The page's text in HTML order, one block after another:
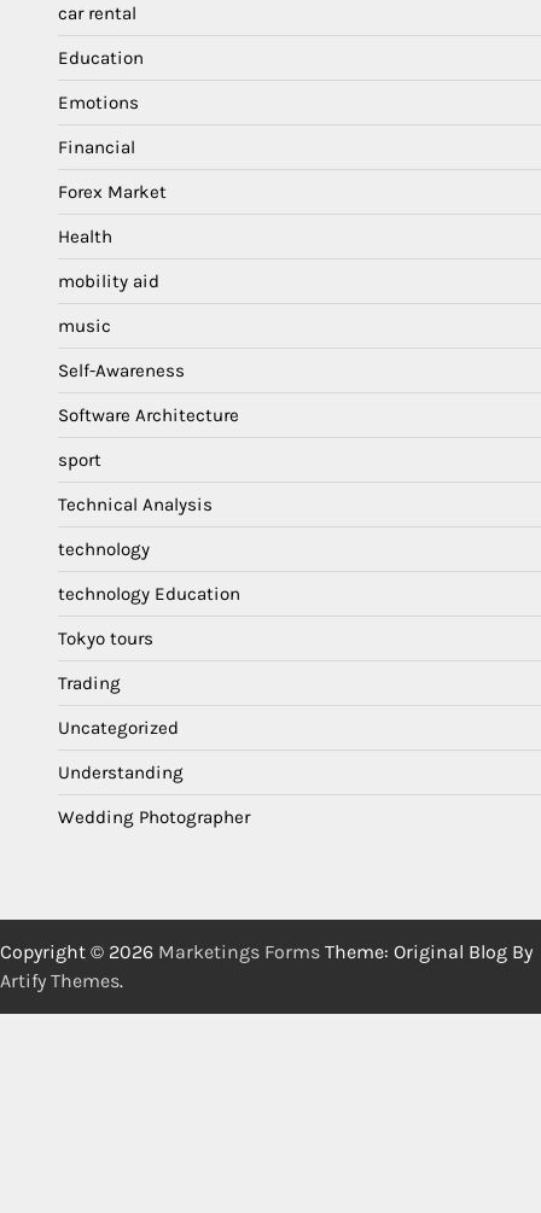
car rental
Education
Emotions
Financial
Forex Market
Health
mobility aid
music
Self-Awareness
Software Architecture
sport
Technical Analysis
technology
technology Education
Tokyo tours
Trading
Uncategorized
Understanding
Wedding Photographer
Copyright © 2026 Marketings Forms Theme: Original Blog By
Artify Themes.